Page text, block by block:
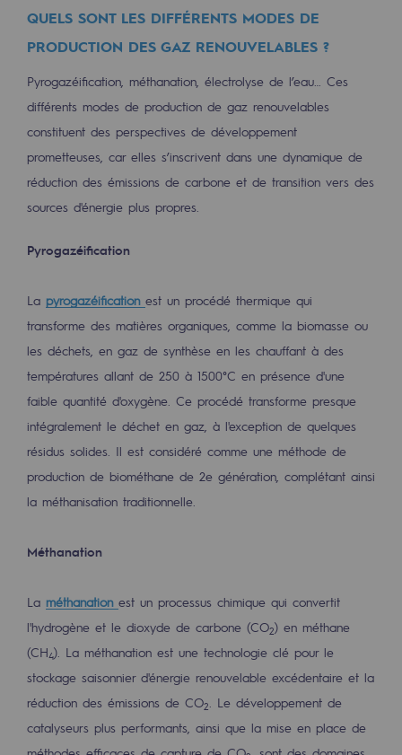
Présentation du fonds de dotation
Soumettre un projet
Nos activités
Nos activités
Transport de gaz
Savoir-faire
Projet type
Exploitation du réseau de gaz
Raccordement au réseau de gaz
Stockage de gaz
Stockage de gaz
Projet type
Biométhane
Biométhane
Biométhane : Enjeux et opportunités
Qu'est-ce que la méthanisation ?
QUELS SONT LES DIFFÉRENTS MODES DE
PRODUCTION DES GAZ RENOUVELABLES ?
Pyrogazéification, méthanation, électrolyse de l’eau… Ces
différents modes de production de gaz renouvelables
constituent des perspectives de développement
prometteuses, car elles s’inscrivent dans une dynamique de
réduction des émissions de carbone et de transition vers des
sources d'énergie plus propres.
Pyrogazéification
La pyrogazéification est un procédé thermique qui
transforme des matières organiques, comme la biomasse ou
les déchets, en gaz de synthèse en les chauffant à des
températures allant de 250 à 1500°C en présence d'une
faible quantité d'oxygène. Ce procédé transforme presque
intégralement le déchet en gaz, à l'exception de quelques
résidus solides. Il est considéré comme une méthode de
production de biométhane de 2e génération, complétant ainsi
la méthanisation traditionnelle.
Méthanation
La méthanation est un processus chimique qui convertit
l'hydrogène et le dioxyde de carbone (CO2) en méthane
(CH4). La méthanation est une technologie clé pour le
stockage saisonnier d'énergie renouvelable excédentaire et la
réduction des émissions de CO2
. Le développement de
catalyseurs plus performants, ainsi que la mise en place de